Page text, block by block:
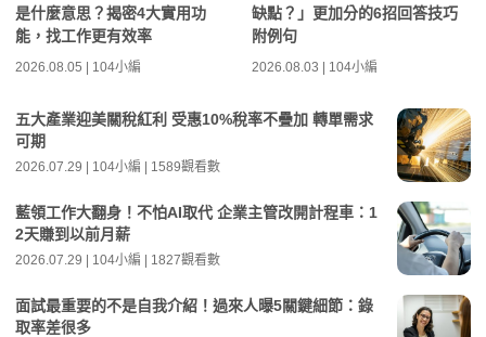
是什麼意思？揭密4大實用功
能，找工作更有效率
2026.08.05 | 104小編
缺點？」更加分的6招回答技巧
附例句
2026.08.03 | 104小編
五大產業迎美關稅紅利 受惠10%稅率不疊加 轉單需求
可期
2026.07.29 | 104小編 | 1589觀看數
藍領工作大翻身！不怕AI取代 企業主管改開計程車：1
2天賺到以前月薪
2026.07.29 | 104小編 | 1827觀看數
面試最重要的不是自我介紹！過來人曝5關鍵細節：錄
取率差很多